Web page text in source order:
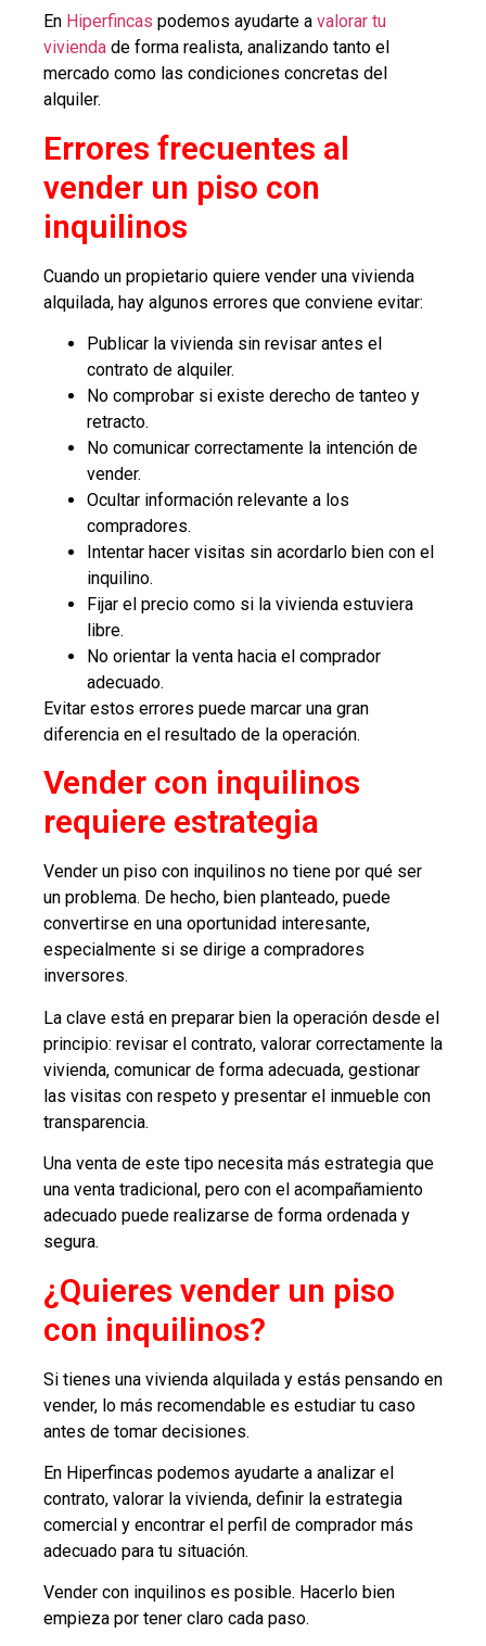
En Hiperfincas podemos ayudarte a valorar tu
vivienda de forma realista, analizando tanto el
mercado como las condiciones concretas del
alquiler.
Errores frecuentes al
vender un piso con
inquilinos
Cuando un propietario quiere vender una vivienda
alquilada, hay algunos errores que conviene evitar:
Publicar la vivienda sin revisar antes el
contrato de alquiler.
No comprobar si existe derecho de tanteo y
retracto.
No comunicar correctamente la intención de
vender.
Ocultar información relevante a los
compradores.
Intentar hacer visitas sin acordarlo bien con el
inquilino.
Fijar el precio como si la vivienda estuviera
libre.
No orientar la venta hacia el comprador
adecuado.
Evitar estos errores puede marcar una gran
diferencia en el resultado de la operación.
Vender con inquilinos
requiere estrategia
Vender un piso con inquilinos no tiene por qué ser
un problema. De hecho, bien planteado, puede
convertirse en una oportunidad interesante,
especialmente si se dirige a compradores
inversores.
La clave está en preparar bien la operación desde el
principio: revisar el contrato, valorar correctamente la
vivienda, comunicar de forma adecuada, gestionar
las visitas con respeto y presentar el inmueble con
transparencia.
Una venta de este tipo necesita más estrategia que
una venta tradicional, pero con el acompañamiento
adecuado puede realizarse de forma ordenada y
segura.
¿Quieres vender un piso
con inquilinos?
Si tienes una vivienda alquilada y estás pensando en
vender, lo más recomendable es estudiar tu caso
antes de tomar decisiones.
En Hiperfincas podemos ayudarte a analizar el
contrato, valorar la vivienda, definir la estrategia
comercial y encontrar el perfil de comprador más
adecuado para tu situación.
Vender con inquilinos es posible. Hacerlo bien
empieza por tener claro cada paso.